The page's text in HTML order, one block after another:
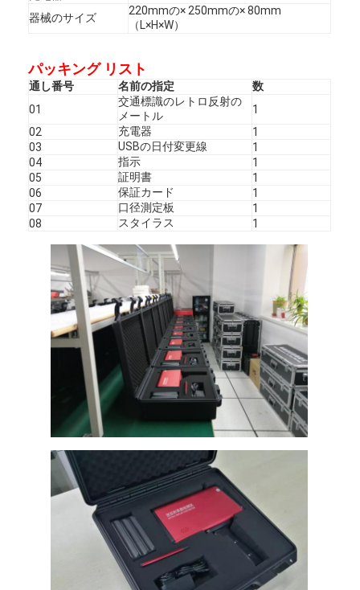
家へ
製品
VRショー
わたしたち に つい て
工場 ツアー
連絡 ください
ニュース
器械のサイズ
220mmの× 250mmの× 80mm
（L×H×W）
パッキング リスト
通し番号 名前の指定
数
01
交通標識のレトロ反射の
メートル
1
02
充電器
1
03
USBの日付変更線
1
04
指示
1
05
証明書
1
06
保証カード
1
07
口径測定板
1
08
スタイラス 1